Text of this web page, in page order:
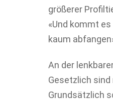
größerer
«Und kommt
kaum
An der
Gesetzlich
Grundsätzlich